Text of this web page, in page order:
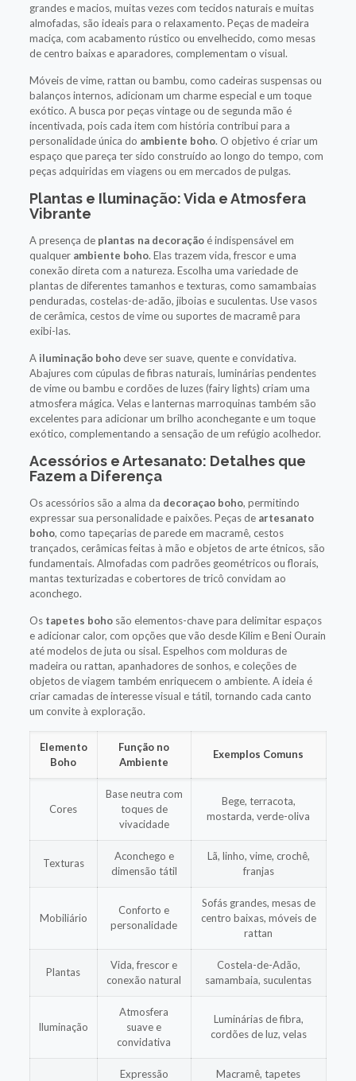
grandes e macios, muitas vezes com tecidos naturais e muitas
almofadas, são ideais para o relaxamento. Peças de madeira
maciça, com acabamento rústico ou envelhecido, como mesas
de centro baixas e aparadores, complementam o visual.
Móveis de vime, rattan ou bambu, como cadeiras suspensas ou
balanços internos, adicionam um charme especial e um toque
exótico. A busca por peças vintage ou de segunda mão é
incentivada, pois cada item com história contribui para a
personalidade única do ambiente boho. O objetivo é criar um
espaço que pareça ter sido construído ao longo do tempo, com
peças adquiridas em viagens ou em mercados de pulgas.
Plantas e Iluminação: Vida e Atmosfera
Vibrante
A presença de plantas na decoraçãoé indispensável em
qualquer ambiente boho. Elas trazem vida, frescor e uma
conexão direta com a natureza. Escolha uma variedade de
plantas de diferentes tamanhos e texturas, como samambaias
penduradas, costelas-de-adão, jiboias e suculentas. Use vasos
de cerâmica, cestos de vime ou suportes de macramê para
exibi-las.
A iluminação bohodeve ser suave, quente e convidativa.
Abajures com cúpulas de fibras naturais, luminárias pendentes
de vime ou bambu e cordões de luzes (fairy lights) criam uma
atmosfera mágica. Velas e lanternas marroquinas também são
excelentes para adicionar um brilho aconchegante e um toque
exótico, complementando a sensação de um refúgio acolhedor.
Acessórios e Artesanato: Detalhes que
Fazem a Diferença
Os acessórios são a alma da decoraçao boho, permitindo
expressar sua personalidade e paixões. Peças de artesanato
boho, como tapeçarias de parede em macramê, cestos
trançados, cerâmicas feitas à mão e objetos de arte étnicos, são
fundamentais. Almofadas com padrões geométricos ou florais,
mantas texturizadas e cobertores de tricô convidam ao
aconchego.
Os tapetes bohosão elementos-chave para delimitar espaços
e adicionar calor, com opções que vão desde Kilim e Beni Ourain
até modelos de juta ou sisal. Espelhos com molduras de
madeira ou rattan, apanhadores de sonhos, e coleções de
objetos de viagem também enriquecem o ambiente. A ideia é
criar camadas de interesse visual e tátil, tornando cada canto
um convite à exploração.
Elemento
Boho
Função no
Ambiente
Exemplos Comuns
Cores
Base neutra com
toques de
vivacidade
Bege, terracota,
mostarda, verde-oliva
Texturas
Aconchego e
dimensão tátil
Lã, linho, vime, crochê,
franjas
Mobiliário
Conforto e
personalidade
Sofás grandes, mesas de
centro baixas, móveis de
rattan
Plantas
Vida, frescor e
conexão natural
Costela-de-Adão,
samambaia, suculentas
Iluminação
Atmosfera
suave e
convidativa
Luminárias de fibra,
cordões de luz, velas
Expressão
Macramê, tapetes